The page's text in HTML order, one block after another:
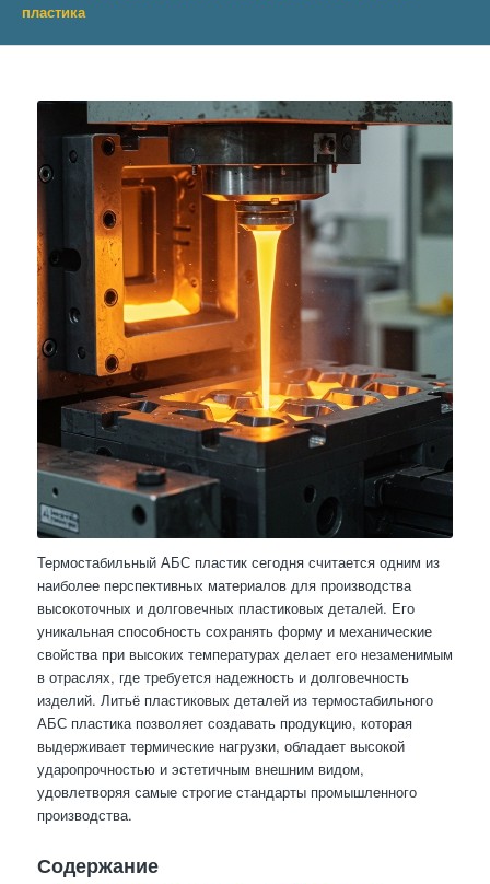
пластика
Термостабильный АБС пластик сегодня считается одним из
наиболее перспективных материалов для производства
высокоточных и долговечных пластиковых деталей. Его
уникальная способность сохранять форму и механические
свойства при высоких температурах делает его незаменимым
в отраслях, где требуется надежность и долговечность
изделий. Литьё пластиковых деталей из термостабильного
АБС пластика позволяет создавать продукцию, которая
выдерживает термические нагрузки, обладает высокой
ударопрочностью и эстетичным внешним видом,
удовлетворяя самые строгие стандарты промышленного
производства.
Содержание